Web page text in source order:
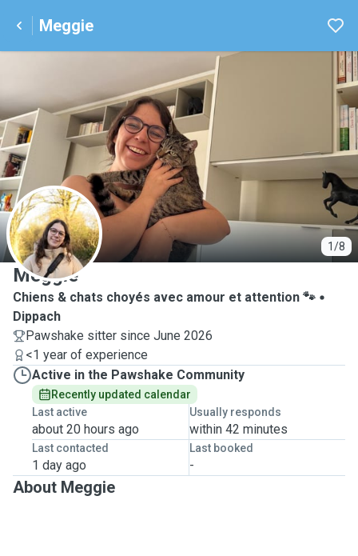
Meggie
1/8
M
Meggie
Chiens & chats choyés avec amour et attention 🐾
Dippach
Pawshake sitter since June 2026
<1 year of experience
Active in the Pawshake Community
Recently updated calendar
Last active
about 20 hours ago
Usually responds
within 42 minutes
Last contacted
1 day ago
Last booked
-
About Meggie